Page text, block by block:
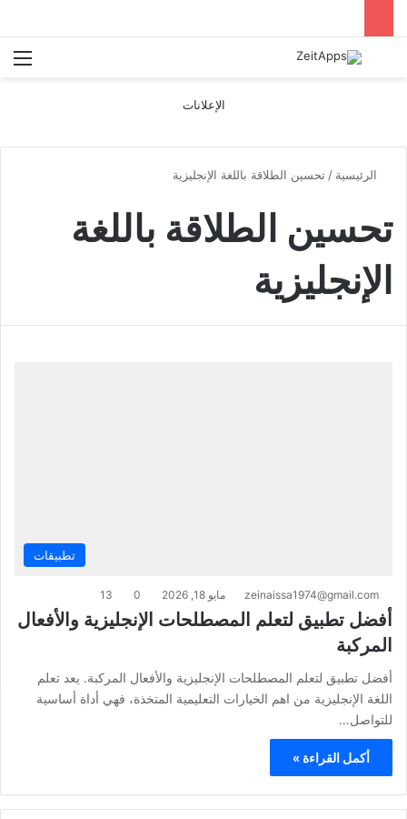
بحث عن
الإعلانات
الرئيسية / تحسين الطلاقة باللغة الإنجليزية
تحسين الطلاقة باللغة
الإنجليزية
تطبيقات
zeinaissa1974@gmail.com مايو 18, 2026 0
13
أفضل تطبيق لتعلم المصطلحات الإنجليزية والأفعال
المركبة
أفضل تطبيق لتعلم المصطلحات الإنجليزية والأفعال المركبة. يعد تعلم
اللغة الإنجليزية من اهم الخيارات التعليمية المتخذة، فهي أداة أساسية
للتواصل…
أكمل القراءة »